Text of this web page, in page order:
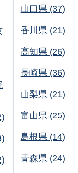
山口県 (37)
香川県 (21)
高知県 (26)
長崎県 (36)
山梨県 (21)
富山県 (25)
島根県 (14)
青森県 (24)